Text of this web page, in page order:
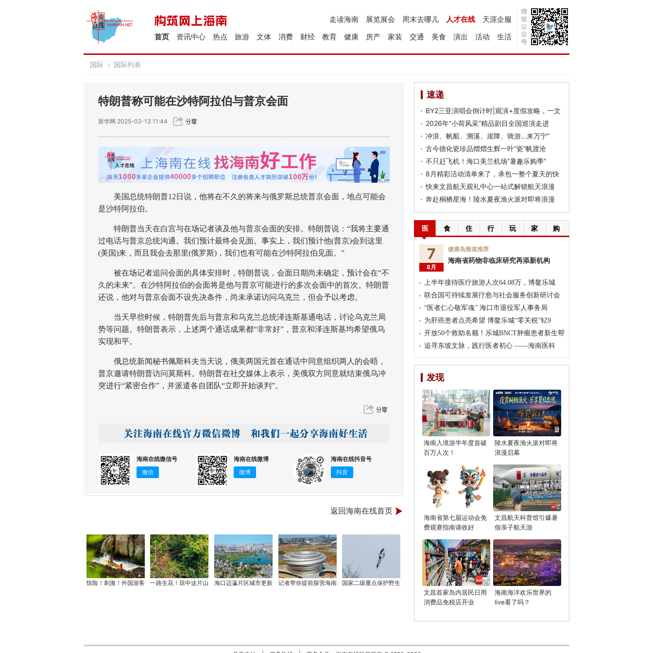
天涯企服
人才在线
周末去哪儿
展览展会
走读海南
生活
活动
演出
美食
交通
家装
房产
健康
教育
财经
消费
文体
旅游
热点
资讯中心
首页
国际 > 国际列表
特朗普称可能在沙特阿拉伯与普京会面
新华网 2025-02-13 11:44
美国总统特朗普12日说，他将在不久的将来与俄罗斯总统普京会面，地点可能会
是沙特阿拉伯。
特朗普当天在白宫与在场记者谈及他与普京会面的安排。特朗普说：“我将主要通
过电话与普京总统沟通。我们预计最终会见面。事实上，我们预计他(普京)会到这里
(美国)来，而且我会去那里(俄罗斯)，我们也有可能在沙特阿拉伯见面。”
被在场记者追问会面的具体安排时，特朗普说，会面日期尚未确定，预计会在“不
久的未来”。在沙特阿拉伯的会面将是他与普京可能进行的多次会面中的首次。特朗普
还说，他对与普京会面不设先决条件，尚未承诺访问乌克兰，但会予以考虑。
当天早些时候，特朗普先后与普京和乌克兰总统泽连斯基通电话，讨论乌克兰局
势等问题。特朗普表示，上述两个通话成果都“非常好”，普京和泽连斯基均希望俄乌
实现和平。
俄总统新闻秘书佩斯科夫当天说，俄美两国元首在通话中同意组织两人的会晤，
普京邀请特朗普访问莫斯科。特朗普在社交媒体上表示，美俄双方同意就结束俄乌冲
突进行“紧密合作”，并派遣各自团队“立即开始谈判”。
海南在线微信号
微信
海南在线微博
微博
海南在线抖音号
抖音
返回海南在线首页
惊险！刺激！外国游客 一路生花！琼中这片山 海口迈瀛片区城市更新 记者带你提前探营海南 国家二级重点保护野生
速递
BY2三亚演唱会倒计时|观演+度假攻略，一文
2026年“小荷风采”精品剧目全国巡演走进
冲浪、帆船、溯溪、崖降、骑游…来万宁“
古今德化瓷珍品熠熠生辉一叶“瓷”帆渡沧
不只赶飞机！海口美兰机场“暑趣乐购季”
8月精彩活动清单来了，承包一整个夏天的快
快来文昌航天观礼中心一站式解锁航天浪漫
奔赴桐栖星海！陵水夏夜渔火派对即将浪漫
医 食 住 行 玩 家 购
7
8月
健康岛频道推荐
海南省药物非临床研究再添新机构
上半年接待医疗旅游人次64.08万，博鳌乐城
联合国可持续发展疗愈与社会服务创新研讨会
“医者仁心敬军魂” 海口市退役军人事务局
为肝癌患者点亮希望 博鳌乐城“零关税”钇9
开放50个救助名额！乐城BNCT肿瘤患者新生帮
追寻东坡文脉，践行医者初心 ——海南医科
发现
海南入境游半年度首破
百万人次！
陵水夏夜渔火派对即将
浪漫启幕
海南省第七届运动会免
费观赛指南请收好
文昌航天科普馆引爆暑
假亲子航天游
文昌首家岛内居民日用
消费品免税店开业
海南海洋欢乐世界的
live看了吗？